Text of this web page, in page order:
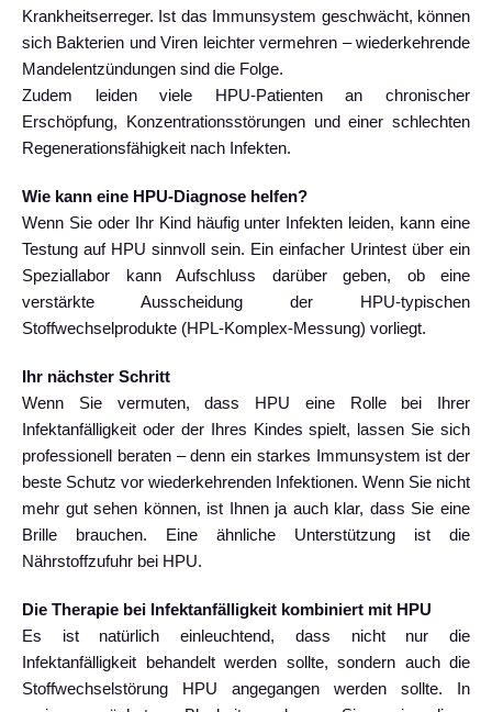
Krankheitserreger. Ist das Immunsystem geschwächt, können
sich Bakterien und Viren leichter vermehren – wiederkehrende
Mandelentzündungen sind die Folge.
Zudem leiden viele HPU-Patienten an chronischer
Erschöpfung, Konzentrationsstörungen und einer schlechten
Regenerationsfähigkeit nach Infekten.
Wie kann eine HPU-Diagnose helfen?
Wenn Sie oder Ihr Kind häufig unter Infekten leiden, kann eine
Testung auf HPU sinnvoll sein. Ein einfacher Urintest über ein
Speziallabor kann Aufschluss darüber geben, ob eine
verstärkte Ausscheidung der HPU-typischen
Stoffwechselprodukte (HPL-Komplex-Messung) vorliegt.
Ihr nächster Schritt
Wenn Sie vermuten, dass HPU eine Rolle bei Ihrer
Infektanfälligkeit oder der Ihres Kindes spielt, lassen Sie sich
professionell beraten – denn ein starkes Immunsystem ist der
beste Schutz vor wiederkehrenden Infektionen. Wenn Sie nicht
mehr gut sehen können, ist Ihnen ja auch klar, dass Sie eine
Brille brauchen. Eine ähnliche Unterstützung ist die
Nährstoffzufuhr bei HPU.
Die Therapie bei Infektanfälligkeit kombiniert mit HPU
Es ist natürlich einleuchtend, dass nicht nur die
Infektanfälligkeit behandelt werden sollte, sondern auch die
Stoffwechselstörung HPU angegangen werden sollte. In